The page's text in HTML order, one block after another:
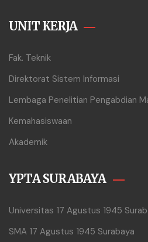
UNIT KERJA
Fak. Teknik
Direktorat Sistem Informasi
Lembaga Penelitian Pengabdian
Kemahasiswaan
Akademik
YPTA SURABAYA
Universitas 17 Agustus 1945
SMA 17 Agustus 1945 Surabaya